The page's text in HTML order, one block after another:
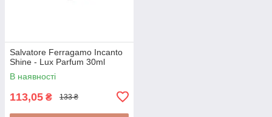
Salvatore Ferragamo Incanto
Shine - Lux Parfum 30ml
В наявності
113,05 ₴ 133 ₴